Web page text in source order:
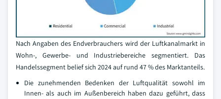
Nach Angaben des Endverbrauchers wird der Luftkanalmarkt in
Wohn-, Gewerbe- und Industriebereiche segmentiert. Das
Handelssegment belief sich 2024 auf rund 47 % des Marktanteils.
Die zunehmenden Bedenken der Luftqualität sowohl im
Innen- als auch im Außenbereich haben dazu geführt, dass